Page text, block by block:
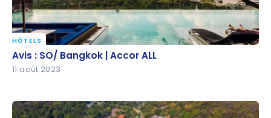
Avis : SO/ Bangkok | Accor ALL
HÔTELS
Avis : SO/ Bangkok | Accor ALL
11 août 2023